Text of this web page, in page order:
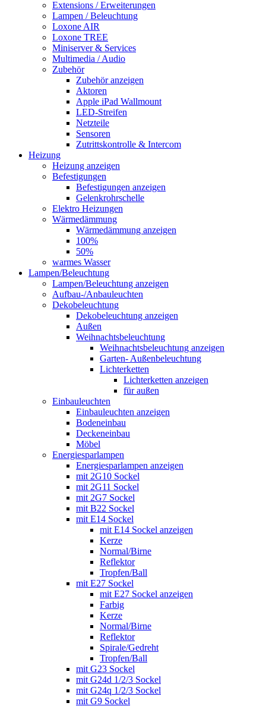
Extensions / Erweiterungen
Lampen / Beleuchtung
Loxone AIR
Loxone TREE
Miniserver & Services
Multimedia / Audio
Zubehör
Zubehör anzeigen
Aktoren
Apple iPad Wallmount
LED-Streifen
Netzteile
Sensoren
Zutrittskontrolle & Intercom
Heizung
Heizung anzeigen
Befestigungen
Befestigungen anzeigen
Gelenkrohrschelle
Elektro Heizungen
Wärmedämmung
Wärmedämmung anzeigen
100%
50%
warmes Wasser
Lampen/Beleuchtung
Lampen/Beleuchtung anzeigen
Aufbau-/Anbauleuchten
Dekobeleuchtung
Dekobeleuchtung anzeigen
Außen
Weihnachtsbeleuchtung
Weihnachtsbeleuchtung anzeigen
Garten- Außenbeleuchtung
Lichterketten
Lichterketten anzeigen
für außen
Einbauleuchten
Einbauleuchten anzeigen
Bodeneinbau
Deckeneinbau
Möbel
Energiesparlampen
Energiesparlampen anzeigen
mit 2G10 Sockel
mit 2G11 Sockel
mit 2G7 Sockel
mit B22 Sockel
mit E14 Sockel
mit E14 Sockel anzeigen
Kerze
Normal/Birne
Reflektor
Tropfen/Ball
mit E27 Sockel
mit E27 Sockel anzeigen
Farbig
Kerze
Normal/Birne
Reflektor
Spirale/Gedreht
Tropfen/Ball
mit G23 Sockel
mit G24d 1/2/3 Sockel
mit G24q 1/2/3 Sockel
mit G9 Sockel